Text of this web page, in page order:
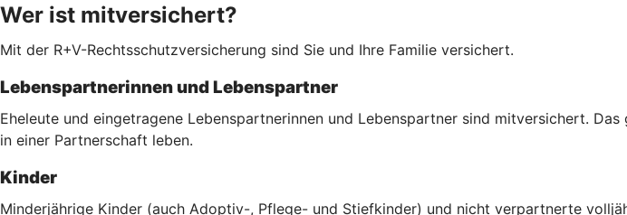
Wer ist mitversichert?
Mit der R+V-Rechtsschutzversicherung sind Sie und Ihre Familie versichert.
Lebenspartnerinnen und Lebenspartner
Eheleute und eingetragene Lebenspartnerinnen und Lebenspartner sind mitversichert.
in einer Partnerschaft leben.
Kinder
Minderjährige Kinder (auch Adoptiv-, Pflege- und Stiefkinder) und nicht verpartnerte